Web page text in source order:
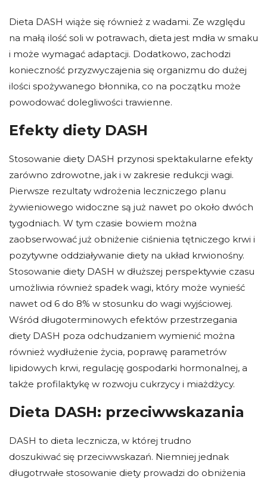
Dieta DASH wiąże się również z wadami. Ze względu
na małą ilość soli w potrawach, dieta jest mdła w smaku
i może wymagać adaptacji. Dodatkowo, zachodzi
konieczność przyzwyczajenia się organizmu do dużej
ilości spożywanego błonnika, co na początku może
powodować dolegliwości trawienne.
Efekty diety DASH
Stosowanie diety DASH przynosi spektakularne efekty
zarówno zdrowotne, jak i w zakresie redukcji wagi.
Pierwsze rezultaty wdrożenia leczniczego planu
żywieniowego widoczne są już nawet po około dwóch
tygodniach. W tym czasie bowiem można
zaobserwować już obniżenie ciśnienia tętniczego krwi i
pozytywne oddziaływanie diety na układ krwionośny.
Stosowanie diety DASH w dłuższej perspektywie czasu
umożliwia również spadek wagi, który może wynieść
nawet od 6 do 8% w stosunku do wagi wyjściowej.
Wśród długoterminowych efektów przestrzegania
diety DASH poza odchudzaniem wymienić można
również wydłużenie życia, poprawę parametrów
lipidowych krwi, regulację gospodarki hormonalnej, a
także profilaktykę w rozwoju cukrzycy i miażdżycy.
Dieta DASH: przeciwwskazania
DASH to dieta lecznicza, w której trudno
doszukiwać się przeciwwskazań. Niemniej jednak
długotrwałe stosowanie diety prowadzi do obniżenia